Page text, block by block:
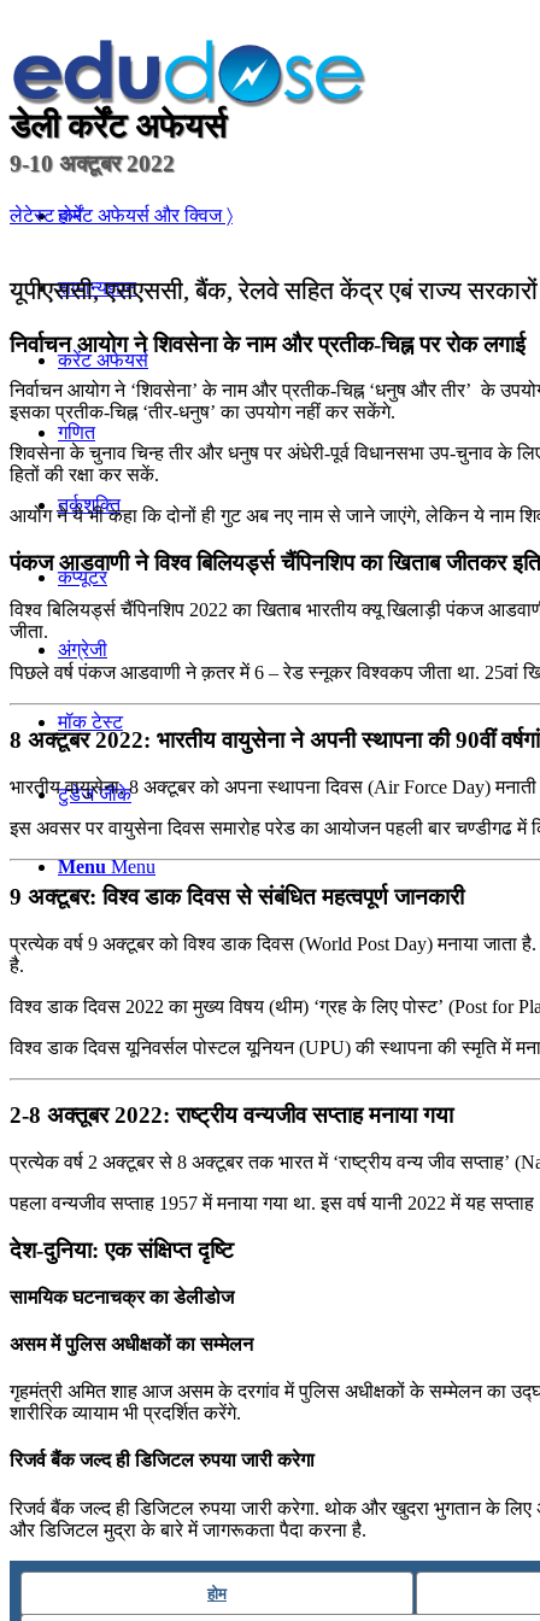
होम
सामान्यज्ञान
करेंट अफेयर्स
गणित
तर्कशक्ति
कंप्यूटर
अंग्रेजी
मॉक टेस्ट
टुडेज जीके
Menu Menu
डेली कर्रेंट अफेयर्स
9-10 अक्टूबर 2022
लेटेस्ट कर्रेंट अफेयर्स और क्विज 〉
यूपीएससी, एसएससी, बैंक, रेलवे सहित केंद्र एबं राज्य सरकारों
निर्वाचन आयोग ने शिवसेना के नाम और प्रतीक-चिह्न पर रोक लगाई
निर्वाचन आयोग ने ‘शिवसेना’ के नाम और प्रतीक-चिह्न ‘धनुष और तीर’ के
इसका प्रतीक-चिह्न ‘तीर-धनुष’ का उपयोग नहीं कर सकेंगे.
शिवसेना के चुनाव चिन्ह तीर और धनुष पर अंधेरी-पूर्व विधानसभा उप-चुनाव के
हितों की रक्षा कर सकें.
आयोग ने ये भी कहा कि दोनों ही गुट अब नए नाम से जाने जाएंगे, लेकिन ये नाम
पंकज आडवाणी ने विश्व बिलियर्ड्स चैंपिनशिप का खिताब जीतकर
विश्व बिलियर्ड्स चैंपिनशिप 2022 का खिताब भारतीय क्यू खिलाड़ी पंकज
जीता.
पिछले वर्ष पंकज आडवाणी ने क़तर में 6 – रेड स्नूकर विश्वकप जीता था. 25वां
8 अक्टूबर 2022: भारतीय वायुसेना ने अपनी स्‍थापना की 90वीं
भारतीय वायुसेना, 8 अक्टूबर को अपना स्थापना दिवस (Air Force Day)
इस अवसर पर वायुसेना दिवस समारोह परेड का आयोजन पहली बार चण्‍डीगढ में
9 अक्टूबर: विश्‍व डाक दिवस से संबंधित महत्वपूर्ण जानकारी
प्रत्येक वर्ष 9 अक्टूबर को विश्व डाक दिवस (World Post Day) मनाया
है.
विश्‍व डाक दिवस 2022 का मुख्य विषय (थीम) ‘ग्रह के लिए पोस्ट’ (Post for
विश्‍व डाक दिवस यूनिवर्सल पोस्टल यूनियन (UPU) की स्थापना की स्मृति में
2-8 अक्तूबर 2022: राष्ट्रीय वन्यजीव सप्ताह मनाया गया
प्रत्येक वर्ष 2 अक्टूबर से 8 अक्टूबर तक भारत में ‘राष्ट्रीय वन्य जीव सप्ताह’
पहला वन्यजीव सप्ताह 1957 में मनाया गया था. इस वर्ष यानी 2022 में यह
देश-दुनिया: एक संक्षिप्त दृष्टि
सामयिक घटनाचक्र का डेलीडोज
असम में पुलिस अधीक्षकों का सम्मेलन
गृहमंत्री अमित शाह आज असम के दरगांव में पुलिस अधीक्षकों के सम्मेलन का
शारीरिक व्यायाम भी प्रदर्शित करेंगे.
रिजर्व बैंक जल्द ही डिजिटल रुपया जारी करेगा
रिजर्व बैंक जल्द ही डिजिटल रुपया जारी करेगा. थोक और खुदरा भुगतान के
और डिजिटल मुद्रा के बारे में जागरूकता पैदा करना है.
होम